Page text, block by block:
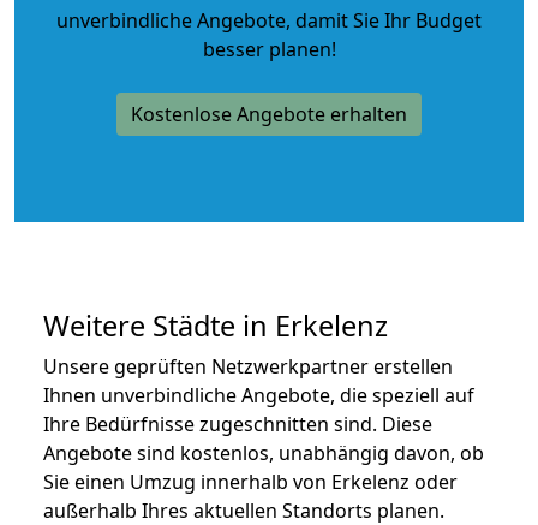
unverbindliche Angebote, damit Sie Ihr Budget
besser planen!
Kostenlose Angebote erhalten
Weitere Städte in Erkelenz
Unsere geprüften Netzwerkpartner erstellen
Ihnen unverbindliche Angebote, die speziell auf
Ihre Bedürfnisse zugeschnitten sind. Diese
Angebote sind kostenlos, unabhängig davon, ob
Sie einen Umzug innerhalb von Erkelenz oder
außerhalb Ihres aktuellen Standorts planen.